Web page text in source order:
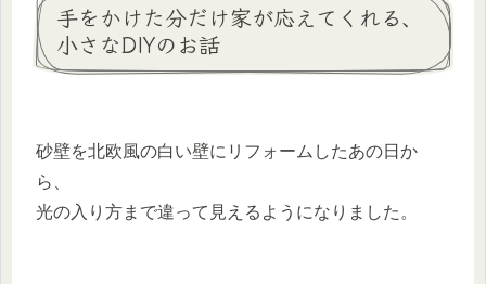
手をかけた分だけ家が応えてくれる、
小さなDIYのお話
砂壁を北欧風の白い壁にリフォームしたあの日か
ら、
光の入り方まで違って見えるようになりました。